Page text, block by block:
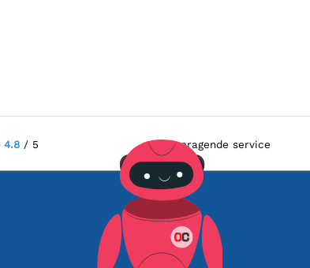
4.8/ 5 Fremragende service